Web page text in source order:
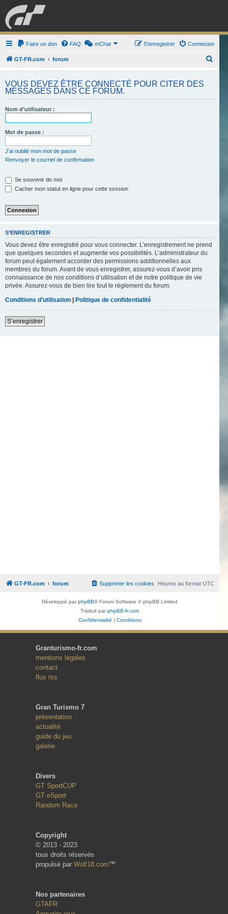
GRAN TURISMO FORUM
ESPORT BOUTIQUE
Faire un don FAQ mChat Connexion
S’enregistrer
GT-FR.com forum
VOUS DEVEZ ÊTRE CONNECTÉ POUR CITER DES
MESSAGES DANS CE FORUM.
Nom d’utilisateur :
Mot de passe :
J’ai oublié mon mot de passe
Renvoyer le courriel de confirmation
Se souvenir de moi
Cacher mon statut en ligne pour cette session
S’ENREGISTRER
Vous devez être enregistré pour vous connecter. L’enregistrement ne prend
que quelques secondes et augmente vos possibilités. L’administrateur du
forum peut également accorder des permissions additionnelles aux
membres du forum. Avant de vous enregistrer, assurez-vous d’avoir pris
connaissance de nos conditions d’utilisation et de notre politique de vie
privée. Assurez-vous de bien lire tout le règlement du forum.
Conditions d’utilisation | Politique de confidentialité
S’enregistrer
GT-FR.com forum Heures au formatUTC
Supprimer les cookies
Développé parphpBB® Forum Software © phpBB Limited
Traduit parphpBB-fr.com
Confidentialité | Conditions
Granturismo-fr.com
mentions légales
contact
flux rss
Gran Turismo 7
présentation
actualité
guide du jeu
galerie
Divers
GT SportCUP
GT eSport
Random Race
Copyright
© 2013 - 2023
tous droits réservés
propulsé par Wolf18.com™
Nos partenaires
GTAFR